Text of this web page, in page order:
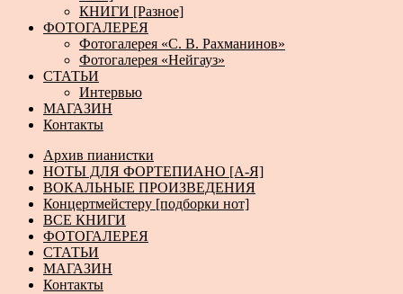
КНИГИ [Разное]
ФОТОГАЛЕРЕЯ
Фотогалерея «С. В. Рахманинов»
Фотогалерея «Нейгауз»
СТАТЬИ
Интервью
МАГАЗИН
Контакты
Архив пианистки
НОТЫ ДЛЯ ФОРТЕПИАНО [А-Я]
ВОКАЛЬНЫЕ ПРОИЗВЕДЕНИЯ
Концертмейстеру [подборки нот]
ВСЕ КНИГИ
ФОТОГАЛЕРЕЯ
СТАТЬИ
МАГАЗИН
Контакты